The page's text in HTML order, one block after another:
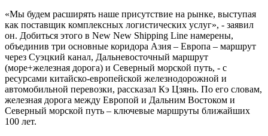
«Мы будем расширять наше присутствие на рынке, выступая
как поставщик комплексных логистических услуг», - заявил
он. Добиться этого в New New Shipping Line намерены,
объединив три основные коридора Азия – Европа – маршрут
через Суэцкий канал, Дальневосточный маршрут
(море+железная дорога) и Северный морской путь, - с
ресурсами китайско-европейской железнодорожной и
автомобильной перевозки, рассказал Кэ Цзянь. По его словам,
железная дорога между Европой и Дальним Востоком и
Северный морской путь – ключевые маршруты ближайших
100 лет.